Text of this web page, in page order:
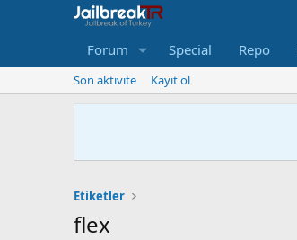
Forum Special Repo
Son aktivite Kayıt ol
Etiketler
flex